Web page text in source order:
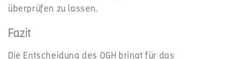
überprüfen zu lassen.
Fazit
Die Entscheidung des OGH bringt für das